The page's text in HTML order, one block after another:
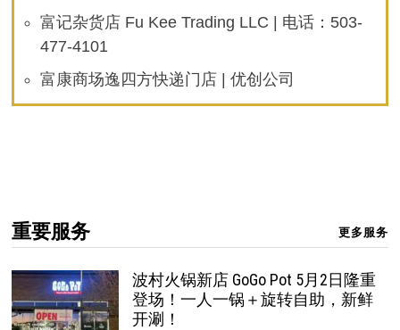
富记杂货店 Fu Kee Trading LLC | 电话：503-
477-4101
富康商场逸四方快递门店 | 优创公司
重要服务 更多服务
波村火锅新店 GoGo Pot 5月2日隆重
登场！一人一锅＋旋转自助，新鲜
开涮！